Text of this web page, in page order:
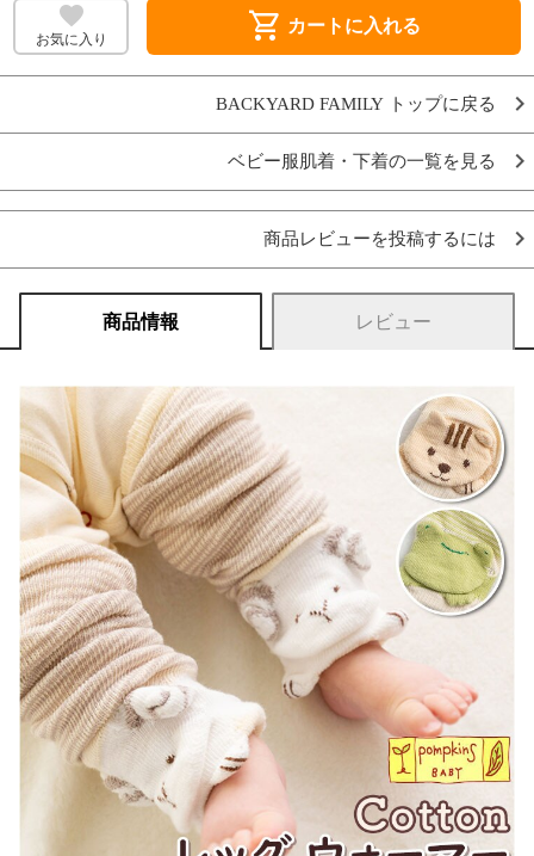
お気に入り shopping_cart カートに入れる
BACKYARD FAMILY トップに戻る
ベビー服肌着・下着の一覧を見る
商品レビューを投稿するには
商品情報 レビュー